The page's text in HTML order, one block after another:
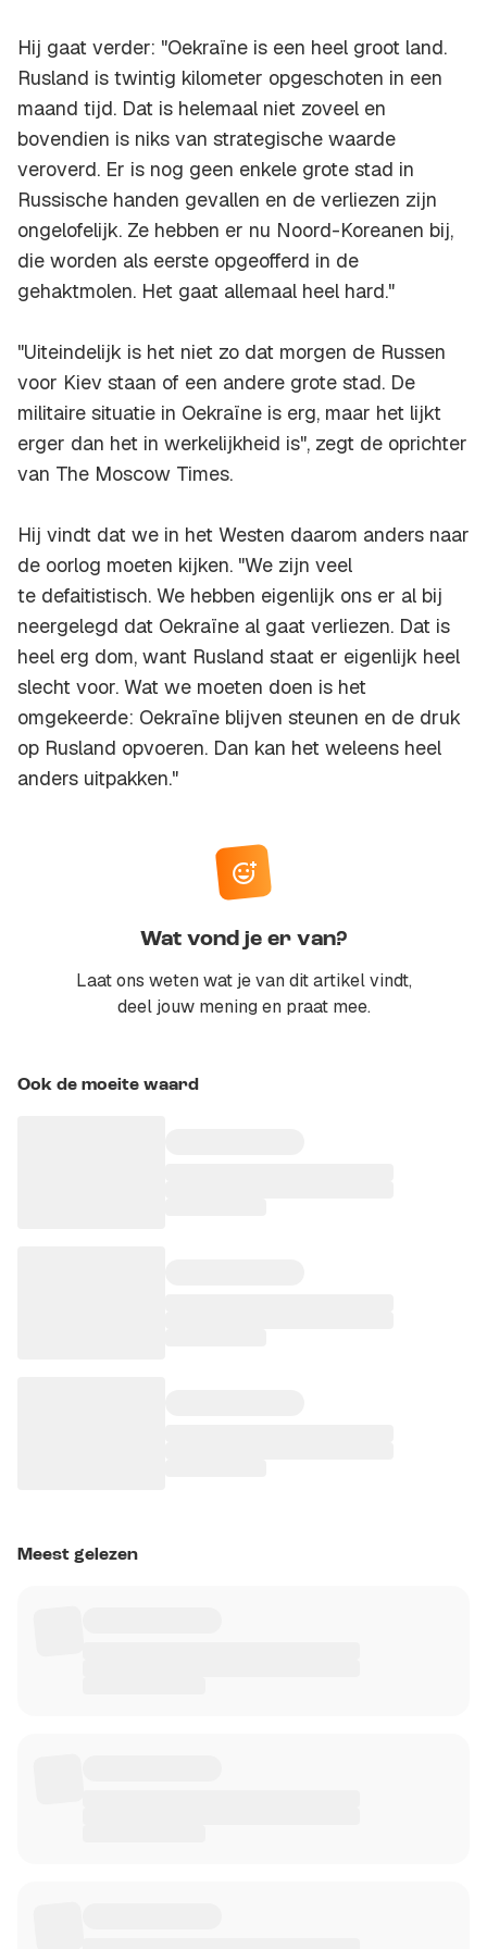
Hij gaat verder: "Oekraïne is een heel groot land.
Rusland is twintig kilometer opgeschoten in een
maand tijd. Dat is helemaal niet zoveel en
bovendien is niks van strategische waarde
veroverd. Er is nog geen enkele grote stad in
Russische handen gevallen en de verliezen zijn
ongelofelijk. Ze hebben er nu Noord-Koreanen bij,
die worden als eerste opgeofferd in de
gehaktmolen. Het gaat allemaal heel hard."
"Uiteindelijk is het niet zo dat morgen de Russen
voor Kiev staan of een andere grote stad. De
militaire situatie in Oekraïne is erg, maar het lijkt
erger dan het in werkelijkheid is", zegt de oprichter
van The Moscow Times.
Hij vindt dat we in het Westen daarom anders naar
de oorlog moeten kijken. "We zijn veel
te defaitistisch. We hebben eigenlijk ons er al bij
neergelegd dat Oekraïne al gaat verliezen. Dat is
heel erg dom, want Rusland staat er eigenlijk heel
slecht voor. Wat we moeten doen is het
omgekeerde: Oekraïne blijven steunen en de druk
op Rusland opvoeren. Dan kan het weleens heel
anders uitpakken."
Wat vond je er van?
Laat ons weten wat je van dit artikel vindt,
deel jouw mening en praat mee.
Ook de moeite waard
Meest gelezen